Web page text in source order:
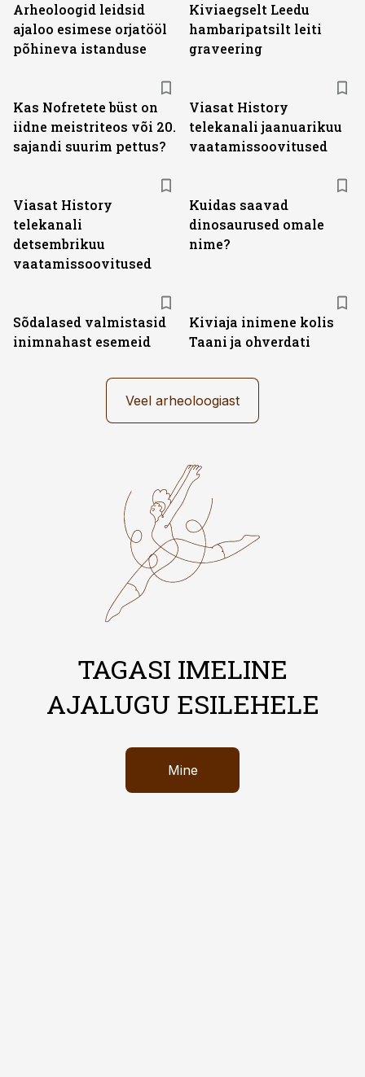
Arheoloogid leidsid
ajaloo esimese orjatööl
põhineva istanduse
Kiviaegselt Leedu
hambaripatsilt leiti
graveering
Kas Nofretete büst on
iidne meistriteos või 20.
sajandi suurim pettus?
Viasat History
telekanali jaanuarikuu
vaatamissoovitused
Viasat History
telekanali
detsembrikuu
vaatamissoovitused
Kuidas saavad
dinosaurused omale
nime?
Sõdalased valmistasid
inimnahast esemeid
Kiviaja inimene kolis
Taani ja ohverdati
Veel arheoloogiast
TAGASI IMELINE
AJALUGU ESILEHELE
Mine